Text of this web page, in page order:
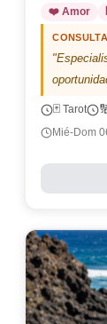
❤️ Amor
🃏 Tarot
Mié-Dom